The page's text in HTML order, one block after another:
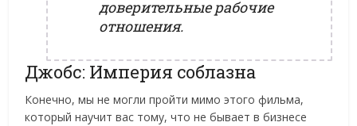
доверительные рабочие
отношения.
Джобс: Империя соблазна
Конечно, мы не могли пройти мимо этого фильма,
который научит вас тому, что не бывает в бизнесе